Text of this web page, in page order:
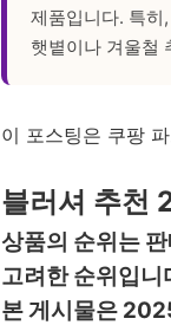
제품입니다. 특히
햇볕이나 겨울철
이 포스팅은 쿠팡
블러셔 추천
상품의 순위는
고려한 순위입니
본 게시물은